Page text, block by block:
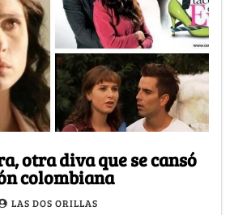
otra diva que se cansó
colombiana
LAS DOS ORILLAS